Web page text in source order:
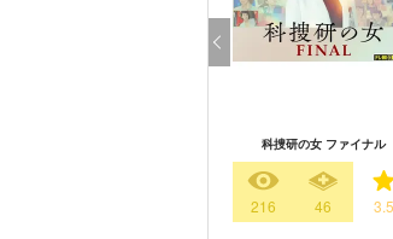
科捜研の女 ファイナル
216 46 3.5